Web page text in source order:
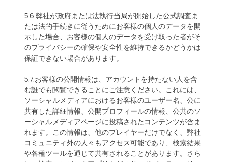
5.6.弊社が政府または法執行当局が開始した公式調査ま
たは法的手続きに従うためにお客様の個人のデータを開
示した場合、お客様の個人のデータを受け取った者がそ
のプライバシーの確保や安全性を維持できるかどうかは
保証できない場合があります。
5.7.お客様の公開情報は、アカウントを持たない人を含
む誰でも閲覧できることにご注意ください。これには、
ソーシャルメディアにおけるお客様のユーザー名、公に
共有した詳細情報、公開プロフィールの情報、公共のソ
ーシャルメディアページに投稿されたコンテンツが含ま
れます。この情報は、他のプレイヤーだけでなく、弊社
コミュニティ外の人々もアクセス可能であり、検索結果
や各種ツールを通じて共有されることがあります。さら